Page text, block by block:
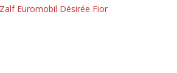
Zalf Euromobil Désirée Fior